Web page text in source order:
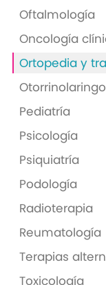
Oftalmología
Oncología
Ortopedia y
Pediatría
Psicología
Psiquiatría
Podología
Radioterapia
Reumatología
Terapias
Toxicología